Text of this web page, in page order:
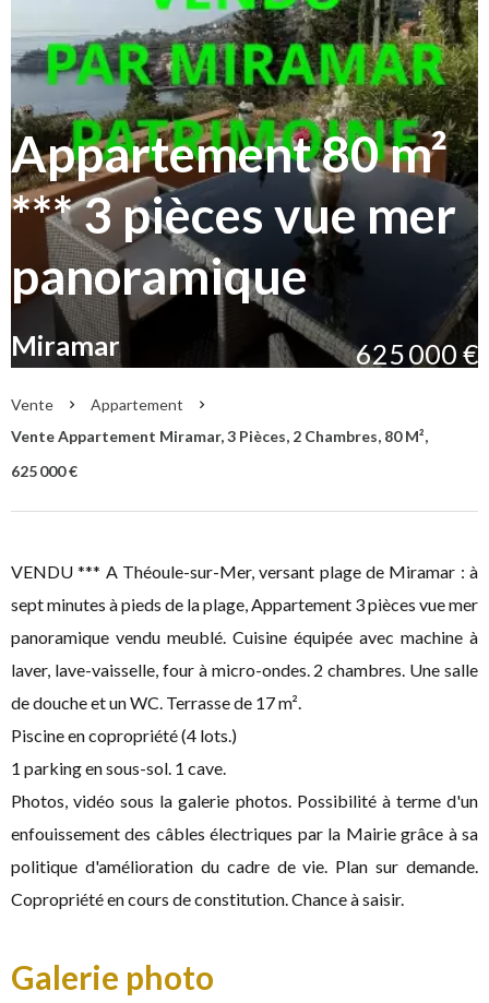
Appartement 80 m²
*** 3 pièces vue mer
panoramique
Miramar 625 000 €
Vente
Appartement
Vente Appartement Miramar, 3 Pièces, 2 Chambres, 80 M²,
625 000 €
VENDU *** A Théoule-sur-Mer, versant plage de Miramar : à
sept minutes à pieds de la plage, Appartement 3 pièces vue mer
panoramique vendu meublé. Cuisine équipée avec machine à
laver, lave-vaisselle, four à micro-ondes. 2 chambres. Une salle
de douche et un WC. Terrasse de 17 m².
Piscine en copropriété (4 lots.)
1 parking en sous-sol. 1 cave.
Photos, vidéo sous la galerie photos. Possibilité à terme d'un
enfouissement des câbles électriques par la Mairie grâce à sa
politique d'amélioration du cadre de vie. Plan sur demande.
Copropriété en cours de constitution. Chance à saisir.
Galerie photo